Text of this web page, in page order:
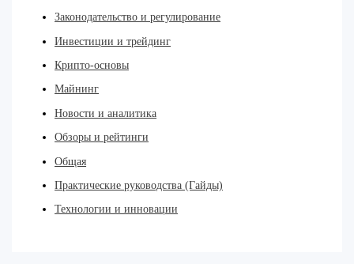
Законодательство и регулирование
Инвестиции и трейдинг
Крипто-основы
Майнинг
Новости и аналитика
Обзоры и рейтинги
Общая
Практические руководства (Гайды)
Технологии и инновации